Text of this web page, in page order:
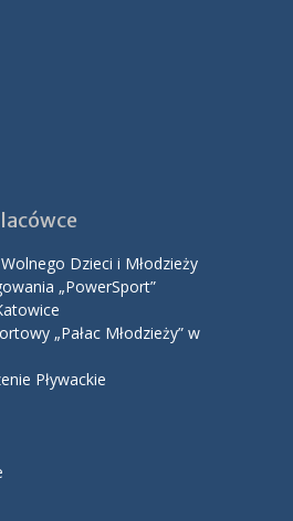
Dzieci i Młodzieży
„PowerSport”
„Pałac Młodzieży” w
Pływackie